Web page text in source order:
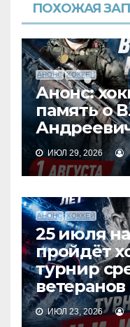
ПОХОЖАЯ
АНОНС ХОККЕЙ
Анонс:
память о
ИЮЛ 29, 2026
АНОНС ХОККЕЙ
25 июля
пройдёт
турнир
ветеранов
ИЮЛ 23, 2026